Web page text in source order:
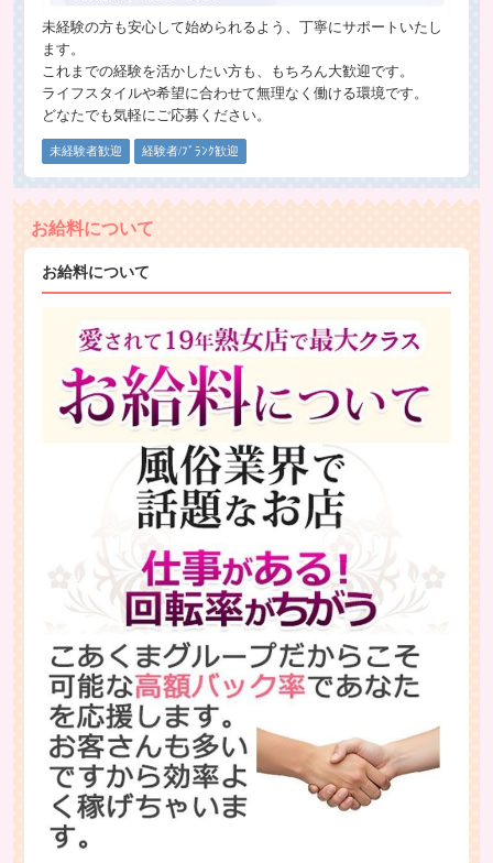
未経験の方も安心して始められるよう、丁寧にサポートいたし
ます。
これまでの経験を活かしたい方も、もちろん大歓迎です。
ライフスタイルや希望に合わせて無理なく働ける環境です。
どなたでも気軽にご応募ください。
未経験者歓迎 経験者/ﾌﾞﾗﾝｸ歓迎
お給料について
お給料について